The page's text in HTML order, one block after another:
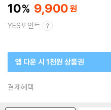
10 9,900
YES포인트
앱 다운 시 1천원 상품권
결제혜택